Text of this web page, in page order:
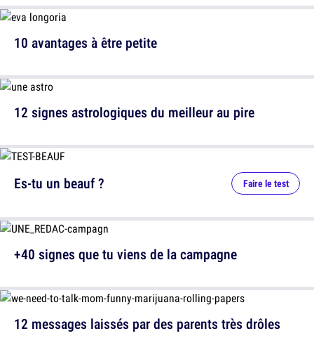
10 avantages à être petite
12 signes astrologiques du meilleur au pire
12 messages laissés par des parents très drôles
Es-tu un beauf ? Faire le test
+40 signes que tu viens de la campagne